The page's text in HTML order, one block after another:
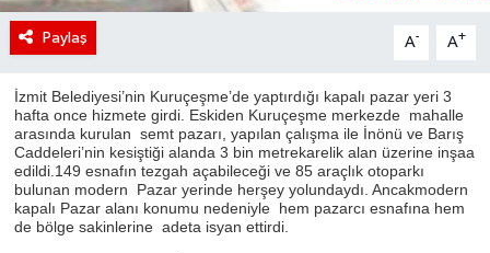
Paylaş A- A+
İzmit Belediyesi’nin Kuruçeşme’de yaptırdığı kapalı pazar yeri 3
hafta once hizmete girdi. Eskiden Kuruçeşme merkezde mahalle
arasında kurulan semt pazarı, yapılan çalışma ile İnönü ve Barış
Caddeleri’nin kesiştiği alanda 3 bin metrekarelik alan üzerine inşaa
edildi.149 esnafın tezgah açabileceği ve 85 araçlık otoparkı
bulunan modern Pazar yerinde herşey yolundaydı. Ancakmodern
kapalı Pazar alanı konumu nedeniyle hem pazarcı esnafına hem
de bölge sakinlerine adeta isyan ettirdi.